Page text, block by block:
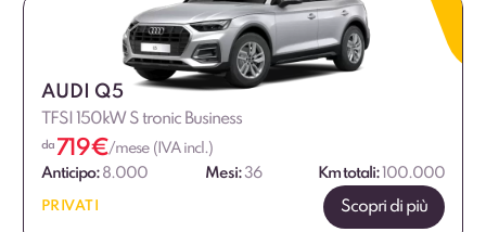
AUDI Q5
TFSI 150kW S tronic Business
da 719€/mese (IVA incl.)
Anticipo: 8.000 Mesi:36 Km totali: 100.000
PRIVATI Scopri di più